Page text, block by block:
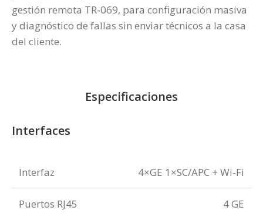
gestión remota TR-069, para configuración masiva
y diagnóstico de fallas sin enviar técnicos a la casa
del cliente.
Especificaciones
Interfaces
Interfaz 4×GE 1×SC/APC + Wi-Fi
Puertos RJ45 4 GE